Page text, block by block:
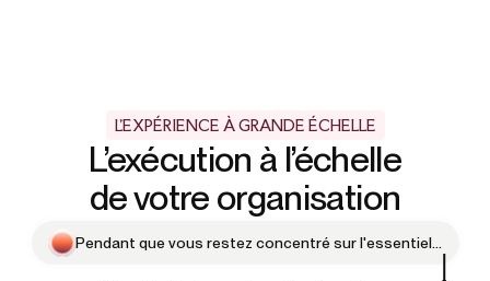
L'EXPÉRIENCE À GRANDE ÉCHELLE
L’exécution à l’échelle
de votre organisation
Pendant que vous restez concentré sur l'essentiel…